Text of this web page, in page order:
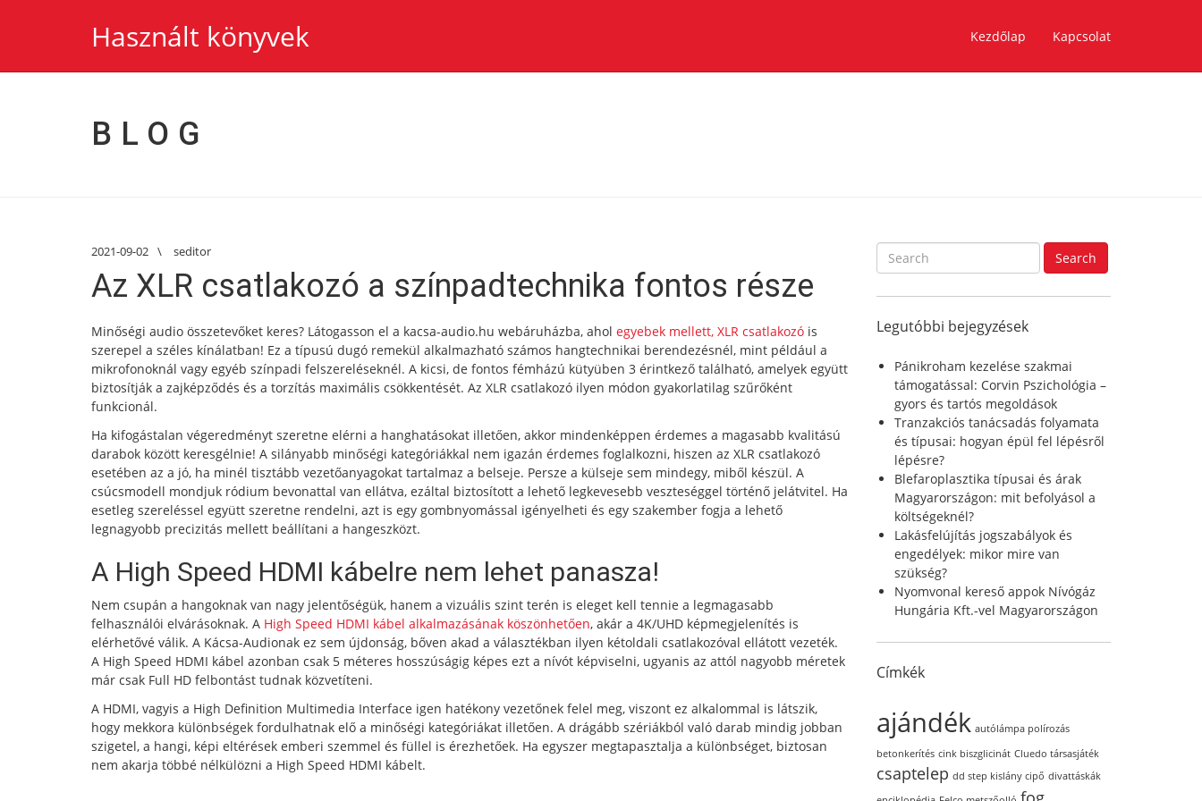
Használt könyvek Kezdőlap Kapcsolat
BLOG
2021-09-02 \ seditor
Az XLR csatlakozó a színpadtechnika fontos része
Minőségi audio összetevőket keres? Látogasson el a kacsa-audio.hu webáruházba, ahol egyebek mellett, XLR csatlakozó is
szerepel a széles kínálatban! Ez a típusú dugó remekül alkalmazható számos hangtechnikai berendezésnél, mint például a
mikrofonoknál vagy egyéb színpadi felszereléseknél. A kicsi, de fontos fémházú kütyüben 3 érintkező található, amelyek együtt
biztosítják a zajképződés és a torzítás maximális csökkentését. Az XLR csatlakozó ilyen módon gyakorlatilag szűrőként
funkcionál.
Ha kifogástalan végeredményt szeretne elérni a hanghatásokat illetően, akkor mindenképpen érdemes a magasabb kvalitású
darabok között keresgélnie! A silányabb minőségi kategóriákkal nem igazán érdemes foglalkozni, hiszen az XLR csatlakozó
esetében az a jó, ha minél tisztább vezetőanyagokat tartalmaz a belseje. Persze a külseje sem mindegy, miből készül. A
csúcsmodell mondjuk ródium bevonattal van ellátva, ezáltal biztosított a lehető legkevesebb veszteséggel történő jelátvitel. Ha
esetleg szereléssel együtt szeretne rendelni, azt is egy gombnyomással igényelheti és egy szakember fogja a lehető
legnagyobb precizitás mellett beállítani a hangeszközt.
A High Speed HDMI kábelre nem lehet panasza!
Nem csupán a hangoknak van nagy jelentőségük, hanem a vizuális szint terén is eleget kell tennie a legmagasabb
felhasználói elvárásoknak. A High Speed HDMI kábel alkalmazásának köszönhetően, akár a 4K/UHD képmegjelenítés is
elérhetővé válik. A Kácsa-Audionak ez sem újdonság, bőven akad a választékban ilyen kétoldali csatlakozóval ellátott vezeték.
A High Speed HDMI kábel azonban csak 5 méteres hosszúságig képes ezt a nívót képviselni, ugyanis az attól nagyobb méretek
már csak Full HD felbontást tudnak közvetíteni.
A HDMI, vagyis a High Definition Multimedia Interface igen hatékony vezetőnek felel meg, viszont ez alkalommal is látszik,
hogy mekkora különbségek fordulhatnak elő a minőségi kategóriákat illetően. A drágább szériákból való darab mindig jobban
szigetel, a hangi, képi eltérések emberi szemmel és füllel is érezhetőek. Ha egyszer megtapasztalja a különbséget, biztosan
nem akarja többé nélkülözni a High Speed HDMI kábelt.
S
e
c
f
Search
Legutóbbi bejegyzések
Pánikroham kezelése szakmai
támogatással: Corvin Pszichológia –
gyors és tartós megoldások
Tranzakciós tanácsadás folyamata
és típusai: hogyan épül fel lépésről
lépésre?
Blefaroplasztika típusai és árak
Magyarországon: mit befolyásol a
költségeknél?
Lakásfelújítás jogszabályok és
engedélyek: mikor mire van
szükség?
Nyomvonal kereső appok Nívógáz
Hungária Kft.-vel Magyarországon
Címkék
ajándék autólámpa polírozás
betonkerítés cink biszglicinát Cluedo társasjáték
csaptelep dd step kislány cipő divattáskák